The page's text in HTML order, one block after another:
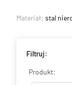
Materiał: stal
Filtruj:
Produkt: